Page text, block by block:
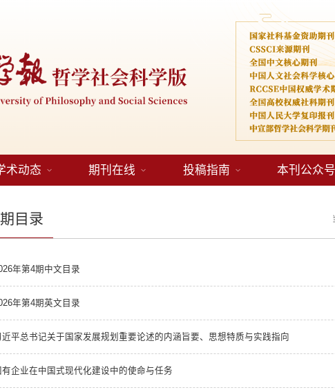
术动态 期刊在线 投稿指南 本刊公众号
目录
年第4期中文目录
年第4期英文目录
近平总书记关于国家发展规划重要论述的内涵旨要、思想特质与实践指向
有企业在中国式现代化建设中的使命与任务